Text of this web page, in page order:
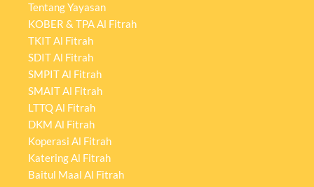
Tentang Yayasan
KOBER & TPA Al Fitrah
TKIT Al Fitrah
SDIT Al Fitrah
SMPIT Al Fitrah
SMAIT Al Fitrah
LTTQ Al Fitrah
DKM Al Fitrah
Koperasi Al Fitrah
Katering Al Fitrah
Baitul Maal Al Fitrah